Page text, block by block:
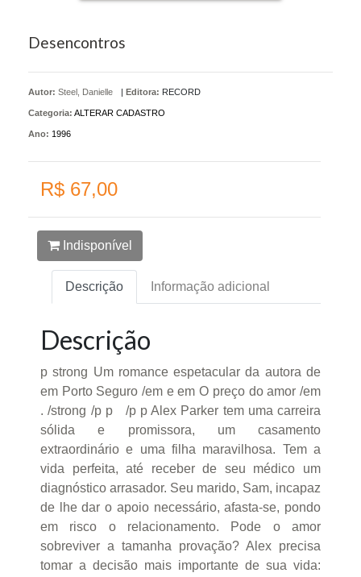
Desencontros
Autor: Steel, Danielle | Editora: RECORD
Categoria: ALTERAR CADASTRO
Ano: 1996
R$ 67,00
Indisponível
Descrição Informação adicional
Descrição
p strong Um romance espetacular da autora de
em Porto Seguro /em e em O preço do amor /em
. /strong /p p /p p Alex Parker tem uma carreira
sólida e promissora, um casamento
extraordinário e uma filha maravilhosa. Tem a
vida perfeita, até receber de seu médico um
diagnóstico arrasador. Seu marido, Sam, incapaz
de lhe dar o apoio necessário, afasta-se, pondo
em risco o relacionamento. Pode o amor
sobreviver a tamanha provação? Alex precisa
tomar a decisão mais importante de sua vida: